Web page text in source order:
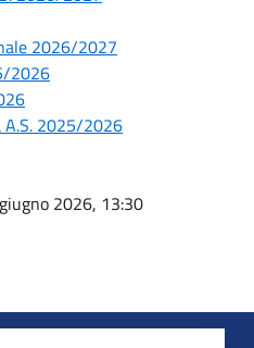
2026/2027
2026
A.S. 2025/2026
2026, 13:30